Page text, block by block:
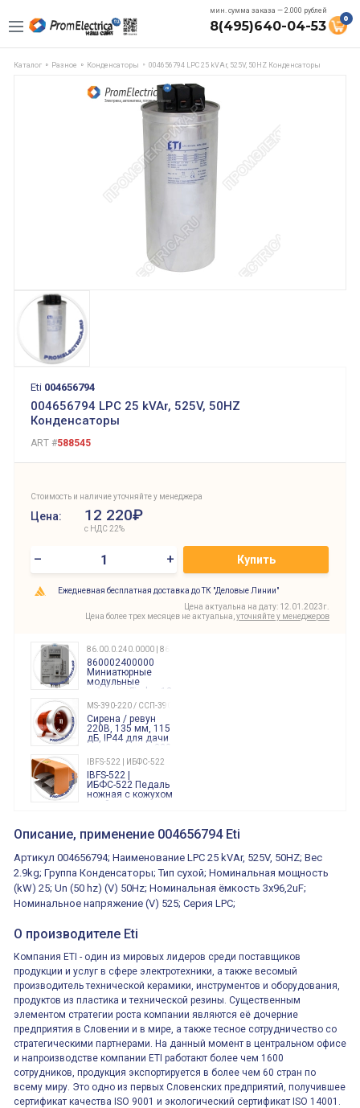
мин. сумма заказа — 2.000 рублей
8(495)640-04-53 0
Каталог Разное Конденсаторы 004656794 LPC 25 kVAr, 525V, 50HZ Конденсаторы
Eti 004656794
004656794 LPC 25 kVAr, 525V, 50HZ
Конденсаторы
ART #588545
Стоимость и наличие уточняйте у менеджера
Цена: 12 220₽
с НДС 22%
– + Купить
Ежедневная бесплатная доставка до ТК "Деловые Линии"
Цена актуальна на дату: 12.01.2023г.
Цена более трех месяцев не актуальна, уточняйте у менеджеров
86.00.0.240.0000 | 860002400000
860002400000
Миниатюрные
модульные
таймеры Finder, 12-
240 Вольт AC/DC
Finder
86.00.0.240.0000
MS-390-220 / ССП-390 220В
Сирена / ревун
220В, 135 мм, 115
дБ, IP44 для дачи
производства 220
Вольт звук ситены
"пожарная
тревога"
IBFS-522 | ИБФС-522
IBFS-522 |
ИБФС-522 Педаль
ножная с кожухом
двойная,
15Ампер 250В
XVR13M05L
Маячок
оранжевый
230VAC 130мм
ВКН8108
ВКН8108
Концевой
выключатель /
путевой,
алюминиевый
ролик
800202300000С | 80 02 0 230 0000 С
многофункциональные
реле времени
0.1cек.-10 дней, 10
функций/режимов
Описание, применение 004656794 Eti
Артикул 004656794; Наименование LPC 25 kVAr, 525V, 50HZ; Вес
2.9kg; Группа Конденсаторы; Тип сухой; Номинальная мощность
(kW) 25; Un (50 hz) (V) 50Hz; Номинальная ёмкость 3x96,2uF;
Номинальное напряжение (V) 525; Серия LPC;
О производителе Eti
Компания ETI - один из мировых лидеров среди поставщиков
продукции и услуг в сфере электротехники, а также весомый
производитель технической керамики, инструментов и оборудования,
продуктов из пластика и технической резины. Существенным
элементом стратегии роста компании являются её дочерние
предприятия в Словении и в мире, а также тесное сотрудничество со
стратегическими партнерами. На данный момент в центральном офисе
и напроизводстве компании ETI работают более чем 1600
сотрудников, продукция экспортируется в более чем 60 стран по
всему миру. Это одно из первых Словенских предприятий, получившее
сертификат качества ISO 9001 и экологический сертификат ISO 14001.